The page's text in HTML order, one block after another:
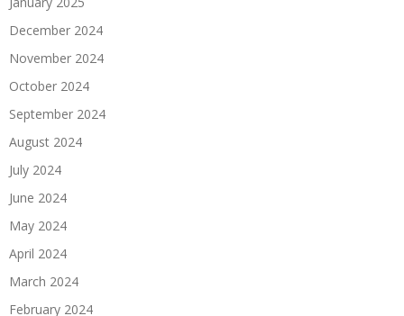
December 2024
November 2024
October 2024
September 2024
August 2024
July 2024
June 2024
May 2024
April 2024
March 2024
February 2024